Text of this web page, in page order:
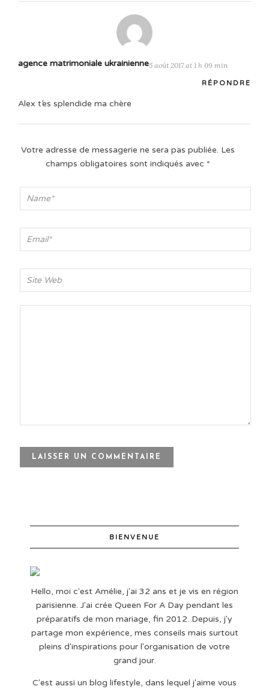
agence matrimoniale ukrainienne5 août 2017 at 1 h 09 min
RÉPONDRE
Alex t’es splendide ma chère
Votre adresse de messagerie ne sera pas publiée. Les
champs obligatoires sont indiqués avec *
BIENVENUE
Hello, moi c'est Amélie, j'ai 32 ans et je vis en région
parisienne. J'ai crée Queen For A Day pendant les
préparatifs de mon mariage, fin 2012. Depuis, j'y
partage mon expérience, mes conseils mais surtout
pleins d'inspirations pour l'organisation de votre
grand jour.
C'est aussi un blog lifestyle, dans lequel j'aime vous